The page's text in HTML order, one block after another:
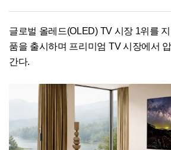
글로벌 올레드(OLED) TV 시장 1위를
품을 출시하며 프리미엄 TV 시장에서
간다.